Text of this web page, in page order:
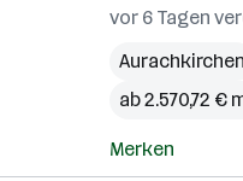
vor 6 Tagen
Aurachkirchen
ab 2.570,72 €
Merken